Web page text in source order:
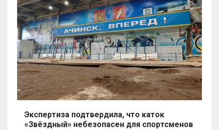
Экспертиза подтвердила, что каток
«Звёздный» небезопасен для спортсменов